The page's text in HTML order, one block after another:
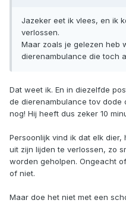
Jazeker eet ik vlees, en ik
verlossen.
Maar zoals je gelezen heb
dierenambulance die toch
Dat weet ik. En in diezelfde
de dierenambulance tov dode
nog! Hij heeft dus zeker 10
Persoonlijk vind ik dat elk
uit zijn lijden te verlossen, zo
worden geholpen. Ongeacht
of niet.
Maar doe het niet met een